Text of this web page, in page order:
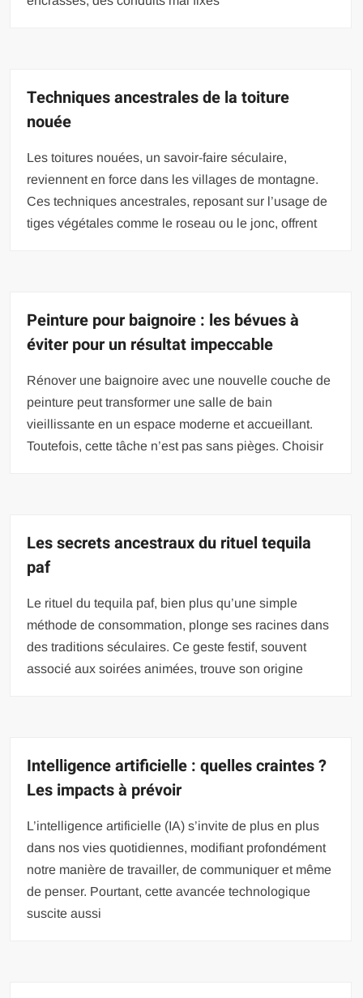
Techniques ancestrales de la toiture
nouée
Les toitures nouées, un savoir-faire séculaire,
reviennent en force dans les villages de montagne.
Ces techniques ancestrales, reposant sur l’usage de
tiges végétales comme le roseau ou le jonc, offrent
Peinture pour baignoire : les bévues à
éviter pour un résultat impeccable
Rénover une baignoire avec une nouvelle couche de
peinture peut transformer une salle de bain
vieillissante en un espace moderne et accueillant.
Toutefois, cette tâche n’est pas sans pièges. Choisir
Les secrets ancestraux du rituel tequila
paf
Le rituel du tequila paf, bien plus qu’une simple
méthode de consommation, plonge ses racines dans
des traditions séculaires. Ce geste festif, souvent
associé aux soirées animées, trouve son origine
Intelligence artificielle : quelles craintes ?
Les impacts à prévoir
L’intelligence artificielle (IA) s’invite de plus en plus
dans nos vies quotidiennes, modifiant profondément
notre manière de travailler, de communiquer et même
de penser. Pourtant, cette avancée technologique
suscite aussi